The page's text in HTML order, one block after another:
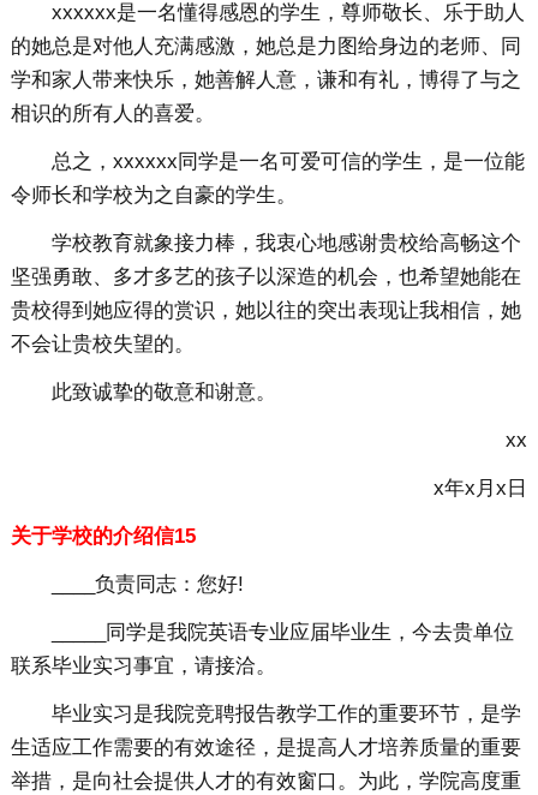
xxxxxx是一名懂得感恩的学生，尊师敬长、乐于助人
的她总是对他人充满感激，她总是力图给身边的老师、同
学和家人带来快乐，她善解人意，谦和有礼，博得了与之
相识的所有人的喜爱。
总之，xxxxxx同学是一名可爱可信的学生，是一位能
令师长和学校为之自豪的学生。
学校教育就象接力棒，我衷心地感谢贵校给高畅这个
坚强勇敢、多才多艺的孩子以深造的机会，也希望她能在
贵校得到她应得的赏识，她以往的突出表现让我相信，她
不会让贵校失望的。
此致诚挚的敬意和谢意。
xx
x年x月x日
关于学校的介绍信15
____负责同志：您好!
_____同学是我院英语专业应届毕业生，今去贵单位
联系毕业实习事宜，请接洽。
毕业实习是我院竞聘报告教学工作的重要环节，是学
生适应工作需要的有效途径，是提高人才培养质量的重要
举措，是向社会提供人才的有效窗口。为此，学院高度重